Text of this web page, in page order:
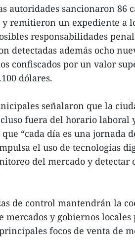
autoridades sancionaron 86
y remitieron un expediente a
responsabilidades
detectadas además ocho
confiscados por un valor
dólares.
señalaron que la
fuera del horario laboral
“cada día es una jornada
el uso de tecnologías
del mercado y detectar
de control mantendrán la
mercados y gobiernos
focos de venta de